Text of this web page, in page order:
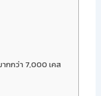
กกว่า 7,000 เคส